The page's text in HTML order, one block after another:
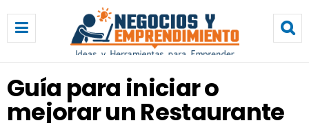
í
a
a
r
a
Guía para iniciar o
mejorar un Restaurante